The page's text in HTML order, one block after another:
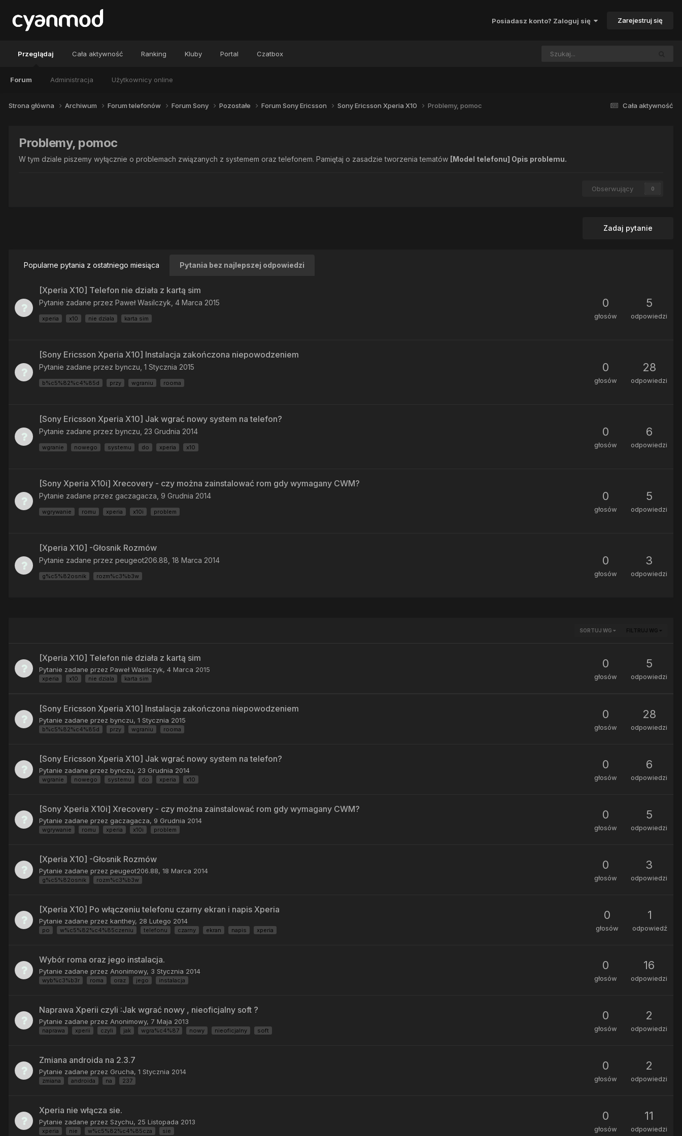
Posiadasz konto? Zaloguj się Zarejestruj się
Przeglądaj
Forum Administracja Użytkownicy online
Cała aktywność Ranking Kluby Portal Czatbox
Cała aktywność
Strona główna Archiwum Forum telefonów Forum Sony Pozostałe Forum Sony Ericsson Sony Ericsson Xperia X10 Problemy, pomoc
Problemy, pomoc
W tym dziale piszemy wyłącznie o problemach związanych z systemem oraz telefonem. Pamiętaj o zasadzie tworzenia tematów [Model telefonu] Opis problemu.
Obserwujący 0
Zadaj pytanie
Popularne pytania z ostatniego miesiąca Pytania bez najlepszej odpowiedzi
[Xperia X10] Telefon nie działa z kartą sim
Pytanie zadane przez Paweł Wasilczyk 4 Marca 2015
xperia x10 nie dziala karta sim
0
głosów
5
odpowiedzi
[Sony Ericsson Xperia X10] Instalacja zakończona niepowodzeniem
Pytanie zadane przez bynczu 1 Stycznia 2015
b%c5%82%c4%85d przy wgraniu rooma
0
głosów
28
odpowiedzi
[Sony Ericsson Xperia X10] Jak wgrać nowy system na telefon?
Pytanie zadane przez bynczu 23 Grudnia 2014
wgranie nowego systemu do xperia x10
0
głosów
6
odpowiedzi
[Sony Xperia X10i] Xrecovery - czy można zainstalować rom gdy wymagany CWM?
Pytanie zadane przez gaczagacza 9 Grudnia 2014
wgrywanie romu xperia x10i problem
0
głosów
5
odpowiedzi
[Xperia X10] -Głosnik Rozmów
Pytanie zadane przez peugeot206.88 18 Marca 2014
g%c5%82osnik rozm%c3%b3w
0
głosów
3
odpowiedzi
SORTUJ WG FILTRUJ WG
[Xperia X10] Telefon nie działa z kartą sim
Pytanie zadane przez Paweł Wasilczyk, 4 Marca 2015
xperia x10 nie dziala karta sim
0
głosów
5
odpowiedzi
[Sony Ericsson Xperia X10] Instalacja zakończona niepowodzeniem
Pytanie zadane przez bynczu, 1 Stycznia 2015
b%c5%82%c4%85d przy wgraniu rooma
0
głosów
28
odpowiedzi
[Sony Ericsson Xperia X10] Jak wgrać nowy system na telefon?
Pytanie zadane przez bynczu, 23 Grudnia 2014
wgranie nowego systemu do xperia x10
0
głosów
6
odpowiedzi
[Sony Xperia X10i] Xrecovery - czy można zainstalować rom gdy wymagany CWM?
Pytanie zadane przez gaczagacza, 9 Grudnia 2014
wgrywanie romu xperia x10i problem
0
głosów
5
odpowiedzi
[Xperia X10] -Głosnik Rozmów
Pytanie zadane przez peugeot206.88, 18 Marca 2014
g%c5%82osnik rozm%c3%b3w
0
głosów
3
odpowiedzi
[Xperia X10] Po włączeniu telefonu czarny ekran i napis Xperia
Pytanie zadane przez kanthey, 28 Lutego 2014
po w%c5%82%c4%85czeniu telefonu czarny ekran napis xperia
0
głosów
1
odpowiedź
Wybór roma oraz jego instalacja.
Pytanie zadane przez Anonimowy, 3 Stycznia 2014
wyb%c3%b3r roma oraz jego instalacja
0
głosów
16
odpowiedzi
Naprawa Xperii czyli :Jak wgrać nowy , nieoficjalny soft ?
Pytanie zadane przez Anonimowy, 7 Maja 2013
naprawa xperii czyli jak wgra%c4%87 nowy nieoficjalny soft
0
głosów
2
odpowiedzi
Zmiana androida na 2.3.7
Pytanie zadane przez Grucha, 1 Stycznia 2014
zmiana androida na 237
0
głosów
2
odpowiedzi
Xperia nie włącza sie.
Pytanie zadane przez Szychu, 25 Listopada 2013
xperia nie w%c5%82%c4%85cza sie
0
głosów
11
odpowiedzi